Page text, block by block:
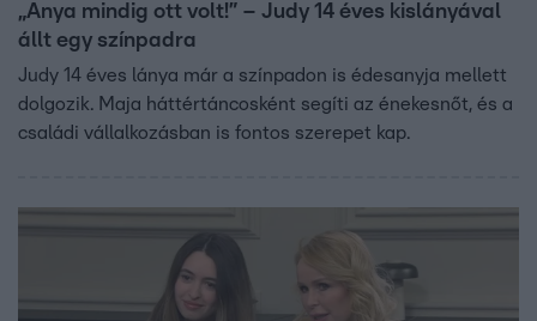
„Anya mindig ott volt!” – Judy 14 éves kislányával
állt egy színpadra
Judy 14 éves lánya már a színpadon is édesanyja mellett
dolgozik. Maja háttértáncosként segíti az énekesnőt, és a
családi vállalkozásban is fontos szerepet kap.